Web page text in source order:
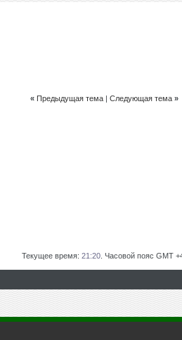
« Предыдущая тема| Следующая тема »
Текущее время: 21:20 . Часовой пояс GMT